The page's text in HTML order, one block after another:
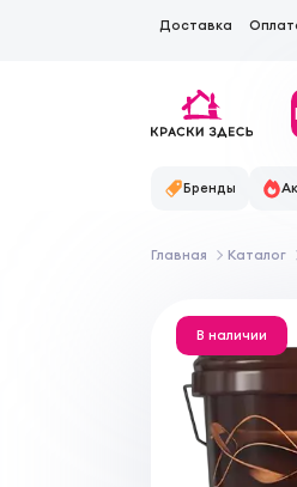
Доставка
Бренды
Главная Каталог
В наличии